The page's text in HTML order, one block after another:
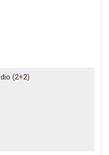
(2+2)